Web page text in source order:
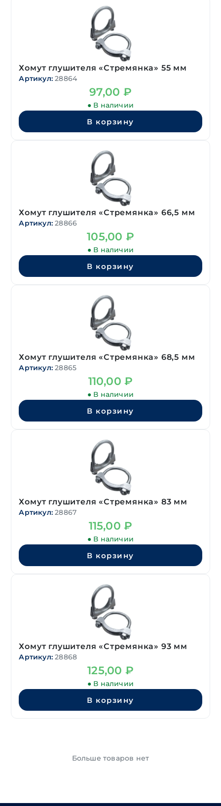
Хомут глушителя «Стремянка» 55 мм
Артикул: 28864
97,00 ₽
● В наличии
В корзину
Хомут глушителя «Стремянка» 66,5 мм
Артикул: 28866
105,00 ₽
● В наличии
В корзину
Хомут глушителя «Стремянка» 68,5 мм
Артикул: 28865
110,00₽
● В наличии
В корзину
Хомут глушителя «Стремянка» 83 мм
Артикул: 28867
115,00₽
● В наличии
В корзину
Хомут глушителя «Стремянка» 93 мм
Артикул: 28868
125,00 ₽
● В наличии
В корзину
Больше товаров нет